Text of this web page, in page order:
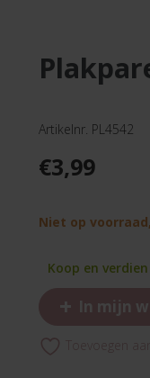
Artikelnr. PL4542
€3,99
Niet op
Koop en
+ In mijn